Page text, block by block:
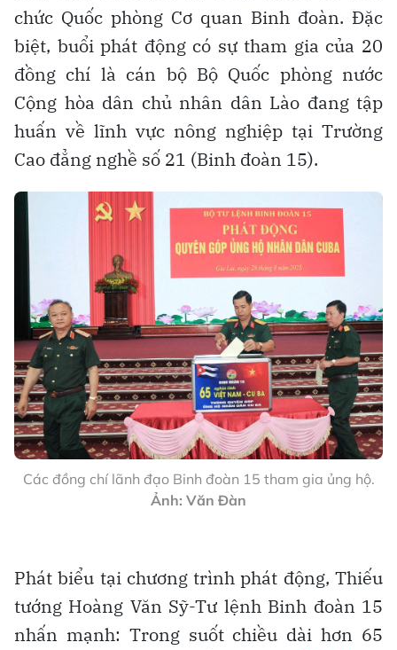
chức Quốc phòng Cơ quan Binh đoàn. Đặc
biệt, buổi phát động có sự tham gia của 20
đồng chí là cán bộ Bộ Quốc phòng nước
Cộng hòa dân chủ nhân dân Lào đang tập
huấn về lĩnh vực nông nghiệp tại Trường
Cao đẳng nghề số 21 (Binh đoàn 15).
Các đồng chí lãnh đạo Binh đoàn 15 tham gia ủng hộ.
Ảnh: Văn Đàn
Phát biểu tại chương trình phát động, Thiếu
tướng Hoàng Văn Sỹ-Tư lệnh Binh đoàn 15
nhấn mạnh: Trong suốt chiều dài hơn 65